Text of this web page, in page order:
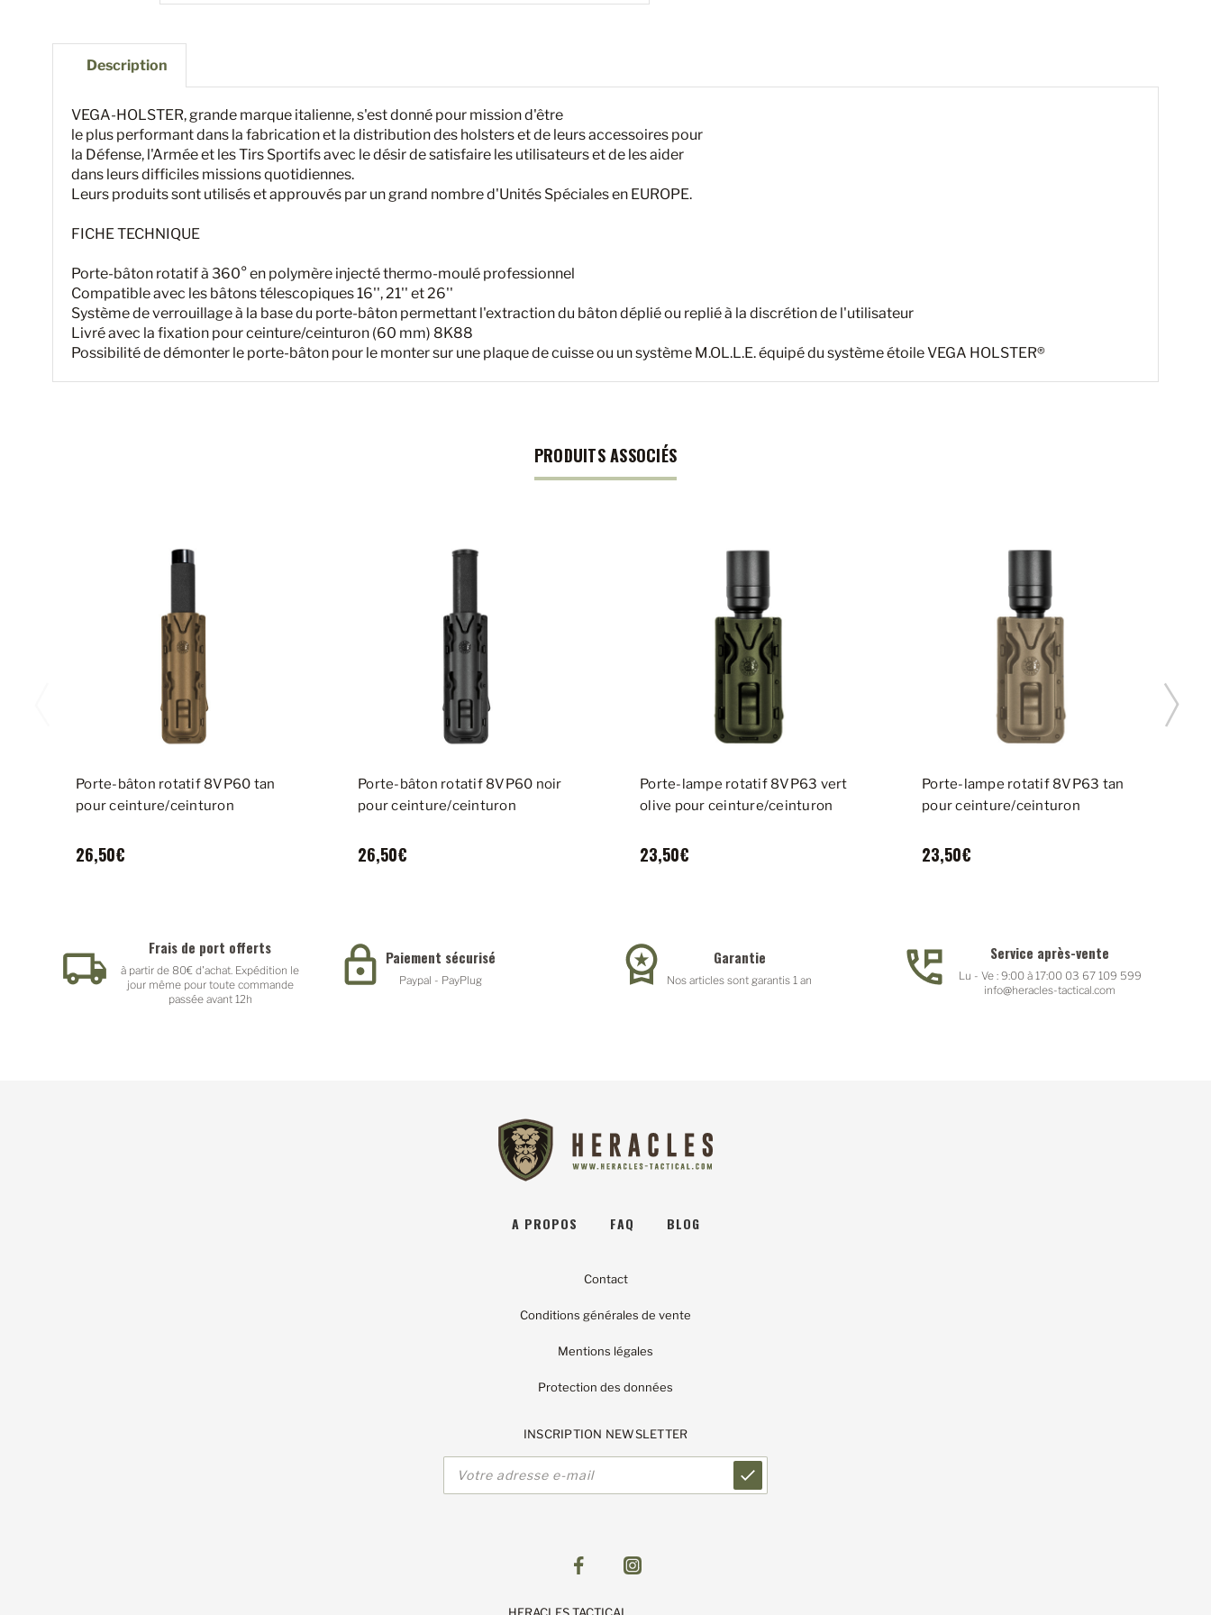
Description
VEGA-HOLSTER, grande marque italienne, s'est donné pour mission d'être
le plus performant dans la fabrication et la distribution des holsters et de leurs accessoires pour
la Défense, l'Armée et les Tirs Sportifs avec le désir de satisfaire les utilisateurs et de les aider
dans leurs difficiles missions quotidiennes.
Leurs produits sont utilisés et approuvés par un grand nombre d'Unités Spéciales en EUROPE.
FICHE TECHNIQUE
Porte-bâton rotatif à 360° en polymère injecté thermo-moulé professionnel
Compatible avec les bâtons télescopiques 16'', 21'' et 26''
Système de verrouillage à la base du porte-bâton permettant l'extraction du bâton déplié ou replié à la discrétion de l'utilisateur
Livré avec la fixation pour ceinture/ceinturon (60 mm) 8K88
Possibilité de démonter le porte-bâton pour le monter sur une plaque de cuisse ou un système M.OL.L.E. équipé du système étoile VEGA HOLSTER®
PRODUITS ASSOCIÉS
Porte-bâton rotatif 8VP60 tan
pour ceinture/ceinturon
26,50€
Porte-bâton rotatif 8VP60 noir
pour ceinture/ceinturon
26,50€
Porte-lampe rotatif 8VP63 vert
olive pour ceinture/ceinturon
23,50€
Porte-lampe rotatif 8VP63 tan
pour ceinture/ceinturon
23,50€
Frais de port offerts
à partir de 80€ d'achat. Expédition le
jour même pour toute commande
passée avant 12h
Paiement sécurisé
Paypal - PayPlug
Garantie
Nos articles sont garantis 1 an
Service après-vente
Lu - Ve : 9:00 à 17:00 03 67 109 599
info@heracles-tactical.com
A PROPOS FAQ BLOG
Contact
Conditions générales de vente
Mentions légales
Protection des données
INSCRIPTION NEWSLETTER
Adresse
HERACLES TACTICAL